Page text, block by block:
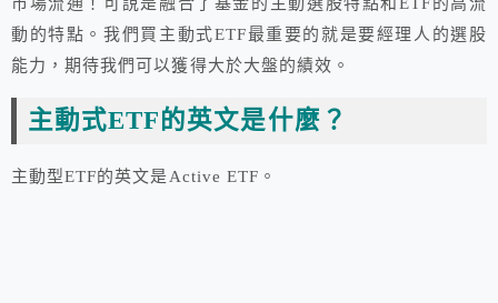
動的特點。我們買主動式ETF最重要的就是要經理人的選股
能力，期待我們可以獲得大於大盤的績效。
主動式ETF的英文是什麼？
主動型ETF的英文是Active ETF。